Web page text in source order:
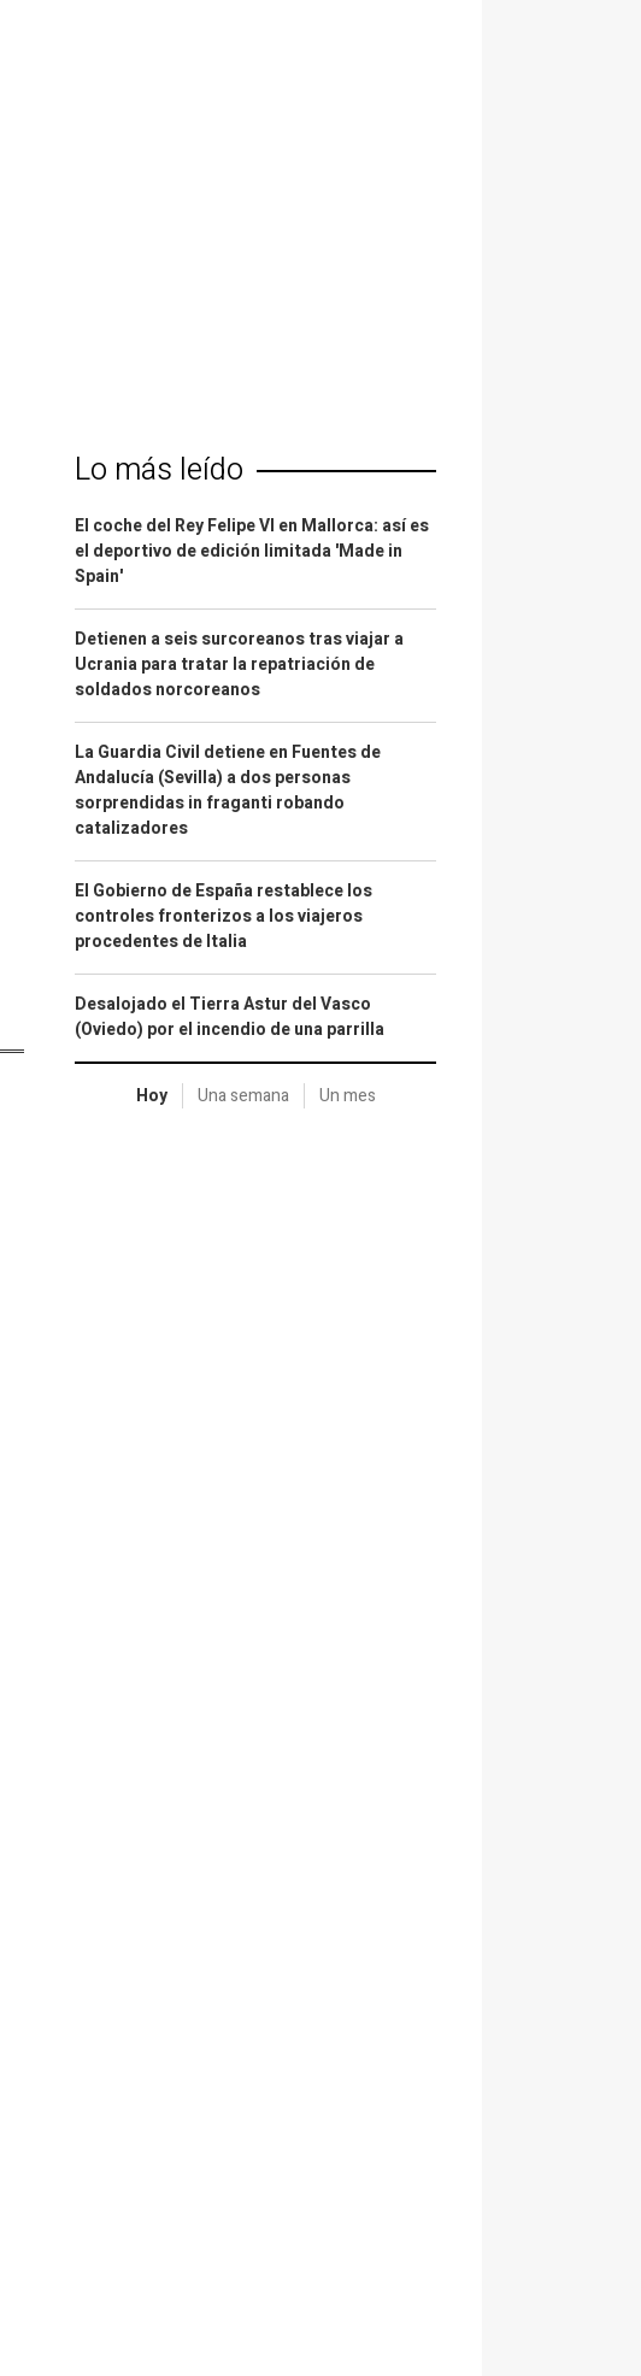
Lo más leído
El coche del Rey Felipe VI en Mallorca: así es
el deportivo de edición limitada 'Made in
Spain'
Detienen a seis surcoreanos tras viajar a
Ucrania para tratar la repatriación de
soldados norcoreanos
La Guardia Civil detiene en Fuentes de
Andalucía (Sevilla) a dos personas
sorprendidas in fraganti robando
catalizadores
El Gobierno de España restablece los
controles fronterizos a los viajeros
procedentes de Italia
Desalojado el Tierra Astur del Vasco
(Oviedo) por el incendio de una parrilla
Hoy Una semana Un mes